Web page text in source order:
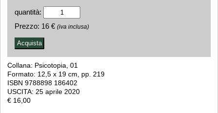
quantità:
Prezzo: 16 € (iva inclusa)
Collana: Psicotopia, 01
Formato: 12,5 x 19 cm, pp. 219
ISBN 9788898 186402
USCITA: 25 aprile 2020
€ 16,00